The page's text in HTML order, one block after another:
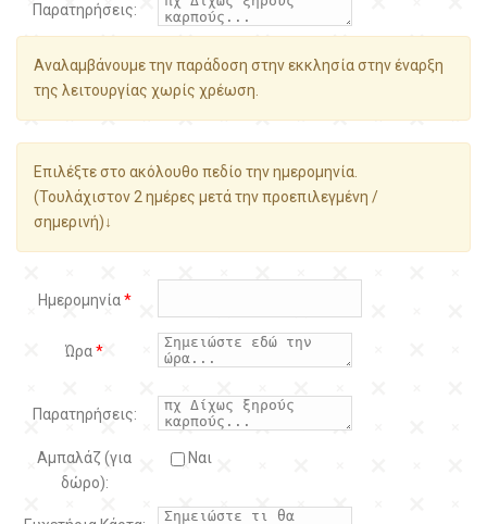
Παρατηρήσεις:
Αναλαμβάνουμε την παράδοση στην εκκλησία στην έναρξη
της λειτουργίας χωρίς χρέωση.
Επιλέξτε στο ακόλουθο πεδίο την ημερομηνία.
(Τουλάχιστον 2 ημέρες μετά την προεπιλεγμένη /
σημερινή)↓
Ημερομηνία*
Ώρα*
Παρατηρήσεις:
Αμπαλάζ (για
δώρο):
Ναι